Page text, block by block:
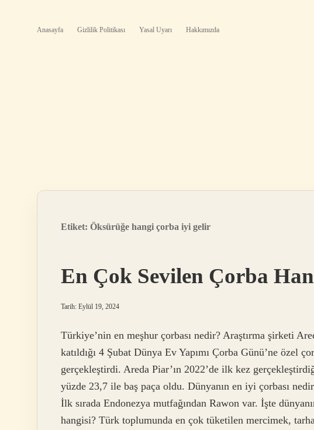
Anasayfa Gizlilik Politikası Yasal Uyarı Hakkımızda
Etiket: Öksürüğe hangi çorba iyi gelir
En Çok Sevilen Çorba
Tarih: Eylül 19, 2024
Türkiye’nin en meşhur çorbası nedir? Araştırma şirketi
katıldığı 4 Şubat Dünya Ev Yapımı Çorba Günü’ne özel
gerçekleştirdi. Areda Piar’ın 2022’de ilk kez
yüzde 23,7 ile baş paça oldu. Dünyanın en iyi çorbası
İlk sırada Endonezya mutfağından Rawon var. İşte
hangisi? Türk toplumunda en çok tüketilen mercimek,